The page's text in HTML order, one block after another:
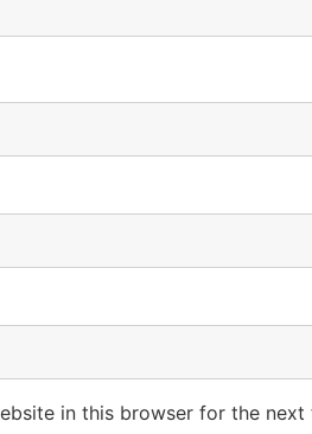
in this browser for the next